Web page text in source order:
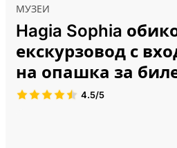
МУЗЕИ
Hagia Sophia
екскурзовод с
на опашка за
4.5/5